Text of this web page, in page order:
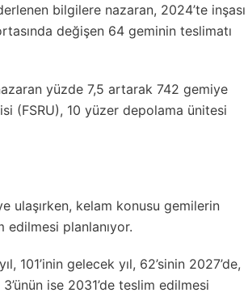
bilgilere nazaran, 2024’te inşası
değişen 64 geminin teslimatı
yüzde 7,5 artarak 742 gemiye
(FSRU), 10 yüzer depolama ünitesi
ulaşırken, kelam konusu gemilerin
edilmesi planlanıyor.
101’inin gelecek yıl, 62’sinin 2027’de,
ise 2031’de teslim edilmesi